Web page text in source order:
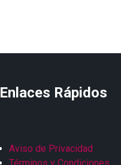
Enlaces Rápidos
Aviso de Privacidad